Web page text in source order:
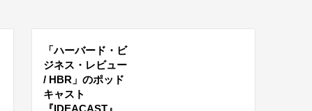
「ハーバード・ビ
ジネス・レビュー
/ HBR」のポッド
キャスト
『IDEACAST』